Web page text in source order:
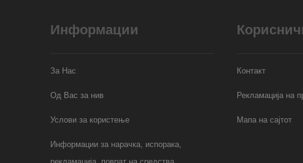
Информации
За Нас
Од Вас за нив
Услови за користење
Информации за нарачка, испорака,
Контакт
Рекламација на
Мапа на сајтот